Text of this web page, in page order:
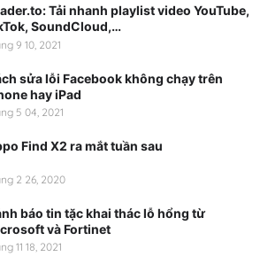
Tải nhanh playlist video YouTube,
SoundCloud,…
9 10, 2021
sửa lỗi Facebook không chạy trên
hay iPad
5 04, 2021
Find X2 ra mắt tuần sau
2 26, 2020
báo tin tặc khai thác lỗ hổng từ
và Fortinet
11 18, 2021